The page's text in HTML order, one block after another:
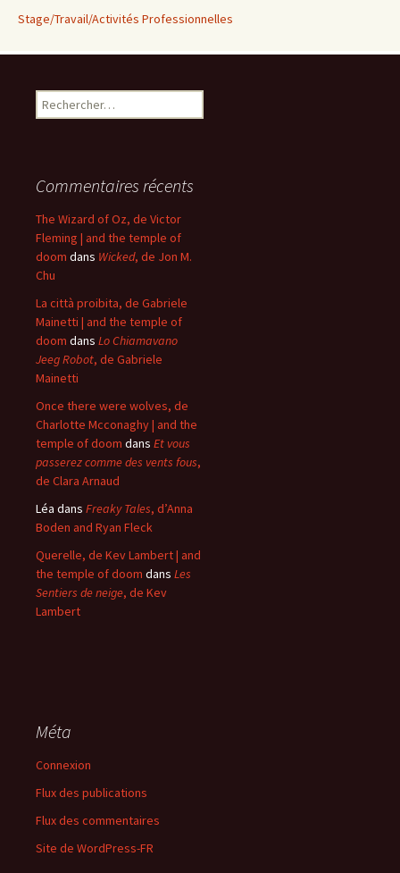
Stage/Travail/Activités Professionnelles
Rechercher :
Commentaires récents
The Wizard of Oz, de Victor
Fleming | and the temple of
doom dans Wicked, de Jon M.
Chu
La città proibita, de Gabriele
Mainetti | and the temple of
doom dans Lo Chiamavano
Jeeg Robot, de Gabriele
Mainetti
Once there were wolves, de
Charlotte Mcconaghy | and the
temple of doom dans Et vous
passerez comme des vents fous,
de Clara Arnaud
Léa dans Freaky Tales, d’Anna
Boden and Ryan Fleck
Querelle, de Kev Lambert | and
the temple of doom dans Les
Sentiers de neige, de Kev
Lambert
Méta
Connexion
Flux des publications
Flux des commentaires
Site de WordPress-FR